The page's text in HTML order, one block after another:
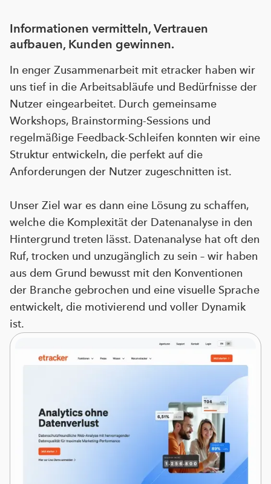
Informationen vermitteln, Vertrauen
aufbauen, Kunden gewinnen.
In enger Zusammenarbeit mit etracker haben wir
uns tief in die Arbeitsabläufe und Bedürfnisse der
Nutzer eingearbeitet. Durch gemeinsame
Workshops, Brainstorming-Sessions und
regelmäßige Feedback-Schleifen konnten wir eine
Struktur entwickeln, die perfekt auf die
Anforderungen der Nutzer zugeschnitten ist.
Unser Ziel war es dann eine Lösung zu schaffen,
welche die Komplexität der Datenanalyse in den
Hintergrund treten lässt. Datenanalyse hat oft den
Ruf, trocken und unzugänglich zu sein – wir haben
aus dem Grund bewusst mit den Konventionen
der Branche gebrochen und eine visuelle Sprache
entwickelt, die motivierend und voller Dynamik
ist.